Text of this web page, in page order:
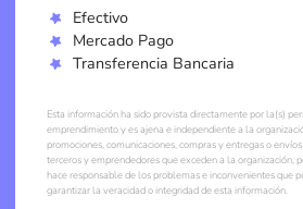
Efectivo
Mercado Pago
Transferencia Bancaria
Esta información ha sido provista directamente por la(s)
emprendimiento y es ajena e independiente a la
promociones, comunicaciones, compras y entregas o
terceros y emprendedores que exceden a la organización,
hace responsable de los problemas e inconvenientes que
garantizar la veracidad o integridad de esta información.